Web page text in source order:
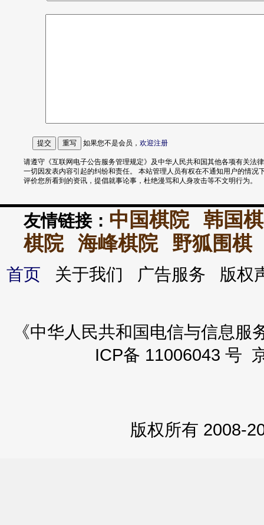
如果您不是会员， 欢迎注册
请遵守《互联网电子公告服务管理规定》及中华人民共和国其他各项有关法
一切因发表内容引起的纠纷和责任。 本站管理人员有权在不通知用户的情况
评价您所看到的资讯，提倡就事论事，杜绝漫骂和人身攻击等不文明行为。
友情链接： 中国棋院
韩国
棋院
海峰棋院 野狐围棋
首页 关于我们 广告服务 版
《中华人民共和国电信与信息
ICP备 11006043 号
版权所有 2008-